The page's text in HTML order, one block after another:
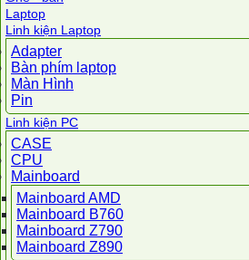
Laptop
Linh kiện Laptop
Adapter
Bàn phím laptop
Màn Hình
Pin
Linh kiện PC
CASE
CPU
Mainboard
Mainboard AMD
Mainboard B760
Mainboard Z790
Mainboard Z890